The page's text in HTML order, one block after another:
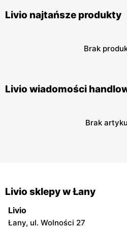
Livio najtańsze produkty
Brak
Livio wiadomości
Brak
Livio sklepy w Łany
Livio
Łany, ul. Wolności 27